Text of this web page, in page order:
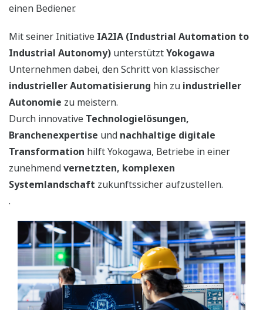
einen Bediener.
Mit seiner Initiative IA2IA (Industrial Automation to
Industrial Autonomy) unterstütztYokogawa
Unternehmen dabei, den Schritt von klassischer
industrieller Automatisierung hin zu industrieller
Autonomie zu meistern.
Durch innovative Technologielösungen,
Branchenexpertise und nachhaltige digitale
Transformation hilft Yokogawa, Betriebe in einer
zunehmendvernetzten, komplexen
Systemlandschaft zukunftssicher aufzustellen.
.